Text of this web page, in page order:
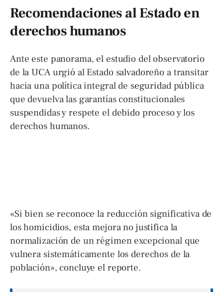
Recomendaciones al Estado en
derechos humanos
Ante este panorama, el estudio del observatorio
de la UCA urgió al Estado salvadoreño a transitar
hacia una política integral de seguridad pública
que devuelva las garantías constitucionales
suspendidas y respete el debido proceso y los
derechos humanos.
«Si bien se reconoce la reducción significativa de
los homicidios, esta mejora no justifica la
normalización de un régimen excepcional que
vulnera sistemáticamente los derechos de la
población», concluye el reporte.